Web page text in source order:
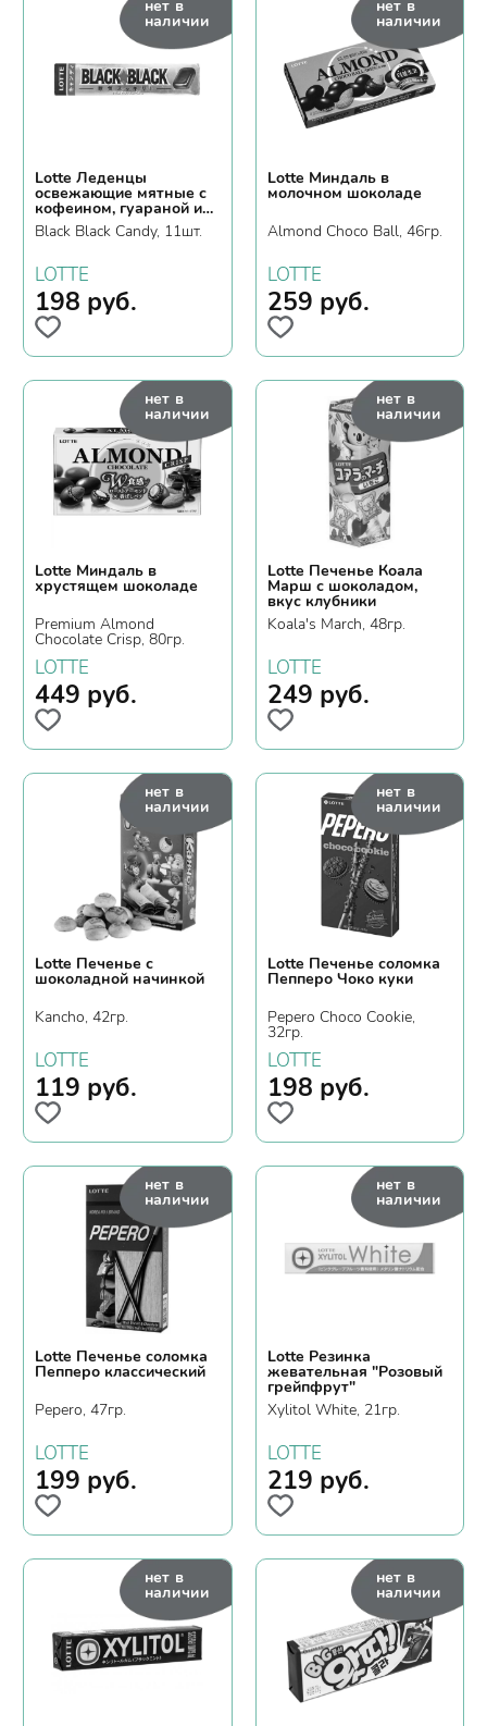
нет в
наличии
Lotte Леденцы
освежающие мятные с
кофеином, гуараной и
хризантемой
Black Black Candy, 11шт.
LOTTE
198 руб.
нет в
наличии
Lotte Миндаль в
молочном шоколаде
Almond Choco Ball, 46гр.
LOTTE
259 руб.
нет в
наличии
Lotte Миндаль в
хрустящем шоколаде
Premium Almond
Chocolate Crisp, 80гр.
LOTTE
449 руб.
нет в
наличии
Lotte Печенье Коала
Марш с шоколадом,
вкус клубники
Koala's March, 48гр.
LOTTE
249 руб.
нет в
наличии
Lotte Печенье с
шоколадной начинкой
Kancho, 42гр.
LOTTE
119 руб.
нет в
наличии
Lotte Печенье соломка
Пепперо Чоко куки
Pepero Choco Cookie,
32гр.
LOTTE
198 руб.
нет в
наличии
Lotte Печенье соломка
Пепперо классический
Pepero, 47гр.
LOTTE
199 руб.
нет в
наличии
Lotte Резинка
жевательная "Розовый
грейпфрут"
Xylitol White, 21гр.
LOTTE
219 руб.
нет в
наличии
нет в
наличии